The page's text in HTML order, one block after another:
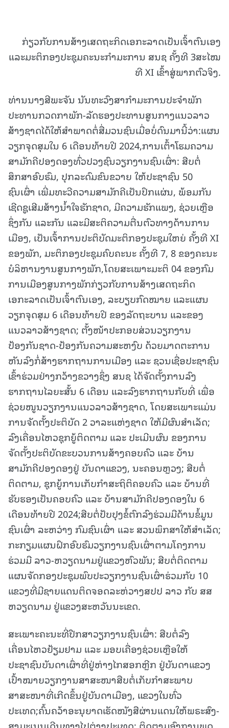
ກ່ຽວກັບການສ້າງເສດຖະກິດເອກະລາດເປັນເຈົ້າຕົນເອງ
ແລະມະຕິກອງປະຊຸມຄະນະກໍາມະການ ສນຊ ຄັ້ງທີ 3ສະໄໝ
ທີ XI ເຂົ້າສູ່ພາກຕົວຈິງ.
ທ່ານນາງສີພະຈັນ ນັນທະວົງສາກຳມະການປະຈຳພັກ
ປະທານກວດກາພັກ-ລັດຮອງປະທານສູນກາງແນວລາວ
ສ້າງຊາດໄດ້ໃຫ້ສຳພາດຕໍ່ສື່ມວນຊົນເມື່ອບໍ່ດົນມານີ້ວ່າ:ແຜນ
ວຽກຈຸດສຸມໃນ 6 ເດືອນທ້າຍປີ 2024,ການເຕົ້າໂຮມຄວາມ
ສາມັກຄີປອງດອງທົ່ວປວງຊົນວຽກງານຊົນເຜົ່າ: ສືບຕໍ່
ສຶກສາອົບຮົມ, ປຸກລະດົມຂົນຂວາຍ ໃຫ້ປະຊາຊົນ 50
ຊົນເຜົ່າ ເພີ່ມທະວີຄວາມສາມັກຄີເປັນປຶກແຜ່ນ, ພ້ອມກັນ
ເຊີດຊູເສີມສ້າງນໍ້າໃຈຮັກຊາດ, ມີຄວາມຮັກແພງ, ຊ່ວຍເຫຼືອ
ຊຶ່ງກັນ ແລະກັນ ແລະມີສະຕິຄວາມຕື່ນຕົວທາງດ້ານການ
ເມືອງ, ເປັນເຈົ້າການປະຕິບັດມະຕິກອງປະຊຸມໃຫຍ່ ຄັ້ງທີ XI
ຂອງພັກ, ມະຕິກອງປະຊຸມຄົບຄະນະ ຄັ້ງທີ 7, 8 ຂອງຄະນະ
ບໍລິຫານງານສູນກາງພັກ,ໂດຍສະເພາະມະຕິ 04 ຂອງກົມ
ການເມືອງສູນກາງພັກກ່ຽວກັບການສ້າງເສດຖະກິດ
ເອກະລາດເປັນເຈົ້າຕົນເອງ, ລະບຽບກົດໝາຍ ແລະແຜນ
ວຽກຈຸດສຸມ 6 ເດືອນທ້າຍປີ ຂອງລັດຖະບານ ແລະຂອງ
ແນວລາວສ້າງຊາດ; ຕັ້ງໜ້າປະກອບສ່ວນວຽກງານ
ປ້ອງກັນຊາດ-ປ້ອງກັນຄວາມສະຫງົບ ດ້ວຍມາດຕະການ
ຫັນລົງກໍ່ສ້າງຮາກຖານການເມືອງ ແລະ ຊວນເຊື່ອປະຊາຊົນ
ເຂົ້າຮ່ວມຢ່າງກວ້າງຂວາງຊຶ່ງ ສນຊ ໄດ້ຈັດຕັ້ງການລົງ
ຮາກຖານໄລຍະສັ້ນ 6 ເດືອນ ແລະລົງຮາກຖານກັບທີ່ ເພື່ອ
ຊ່ວຍໜູນວຽກງານແນວລາວສ້າງຊາດ, ໂດຍສະເພາະແມ່ນ
ການຈັດຕັ້ງປະຕິບັດ 2 ວາລະແຫ່ງຊາດ ໃຫ້ມີຜົນສໍາເລັດ;
ລົງເຄື່ອນໄຫວຊຸກຍູ້ຕິດຕາມ ແລະ ປະເມີນຜົນ ຂອງການ
ຈັດຕັ້ງປະຕິບັດຂະບວນການສ້າງຄອບຄົວ ແລະ ບ້ານ
ສາມັກຄີປອງດອງຢູ່ ບັນດາແຂວງ, ນະຄອນຫຼວງ; ສືບຕໍ່
ຕິດຕາມ, ຊຸກຍູ້ການເກັບກໍາສະຖິຕິຄອບຄົວ ແລະ ບ້ານທີ່
ຮັບຮອງເປັນຄອບຄົວ ແລະ ບ້ານສາມັກຄີປອງດອງໃນ 6
ເດືອນທ້າຍປີ 2024;ສືບຕໍ່ປັບປຸງຂໍ້ຕົກລົງຮ່ວມມືດ້ານຂໍ້ມູນ
ຊົນເຜົ່າ ລະຫວ່າງ ກົມຊົນເຜົ່າ ແລະ ສວນພຶກສາໃຫ້ສໍາເລັດ;
ກະກຽມແຜນຝຶກອົບຮົມວຽກງານຊົນເຜົ່າຕາມໂຄງການ
ຮ່ວມມື ລາວ-ຫວຽດນາມຢູ່ແຂວງຫົວພັນ; ສືບຕໍ່ຕິດຕາມ
ແຜນຈັດກອງປະຊຸມພົບປະວຽກງານຊົນເຜົ່າຮ່ວມກັບ 10
ແຂວງທີ່ມີຊາຍແດນຕິດຈອດລະຫ່ວາງສປປ ລາວ ກັບ ສສ
ຫວຽດນາມ ຢູ່ແຂວງສະຫວັນນະເຂດ.
ສະເພາະຄະນະທີ່ປືກສາວຽກງານຊົນເຜົ່າ: ສືບຕໍ່ລົງ
ເຄື່ອນໄຫວຢ້ຽມຢາມ ແລະ ມອບເຄື່ອງຊ່ວຍເຫຼືອໃຫ້
ປະຊາຊົນບັນດາເຜົ່າທີ່ຢູ່ຫ່າງໄກສອກຫຼີກ ຢູ່ບັນດາແຂວງ
ເປົ້າໝາຍວຽກງານສາສະໜາສືບຕໍ່ເກັບກໍາສະພາບ
ສາສະໜາທີ່ເກີດຂຶ້ນຢູ່ບັນດາເມືອງ, ແຂວງໃນທົ່ວ
ປະເທດ;ຄົ້ນຄວ້າອະນຸຍາດເຮັດໜັງສືຜ່ານແດນໃຫ້ພຣະສົງ-